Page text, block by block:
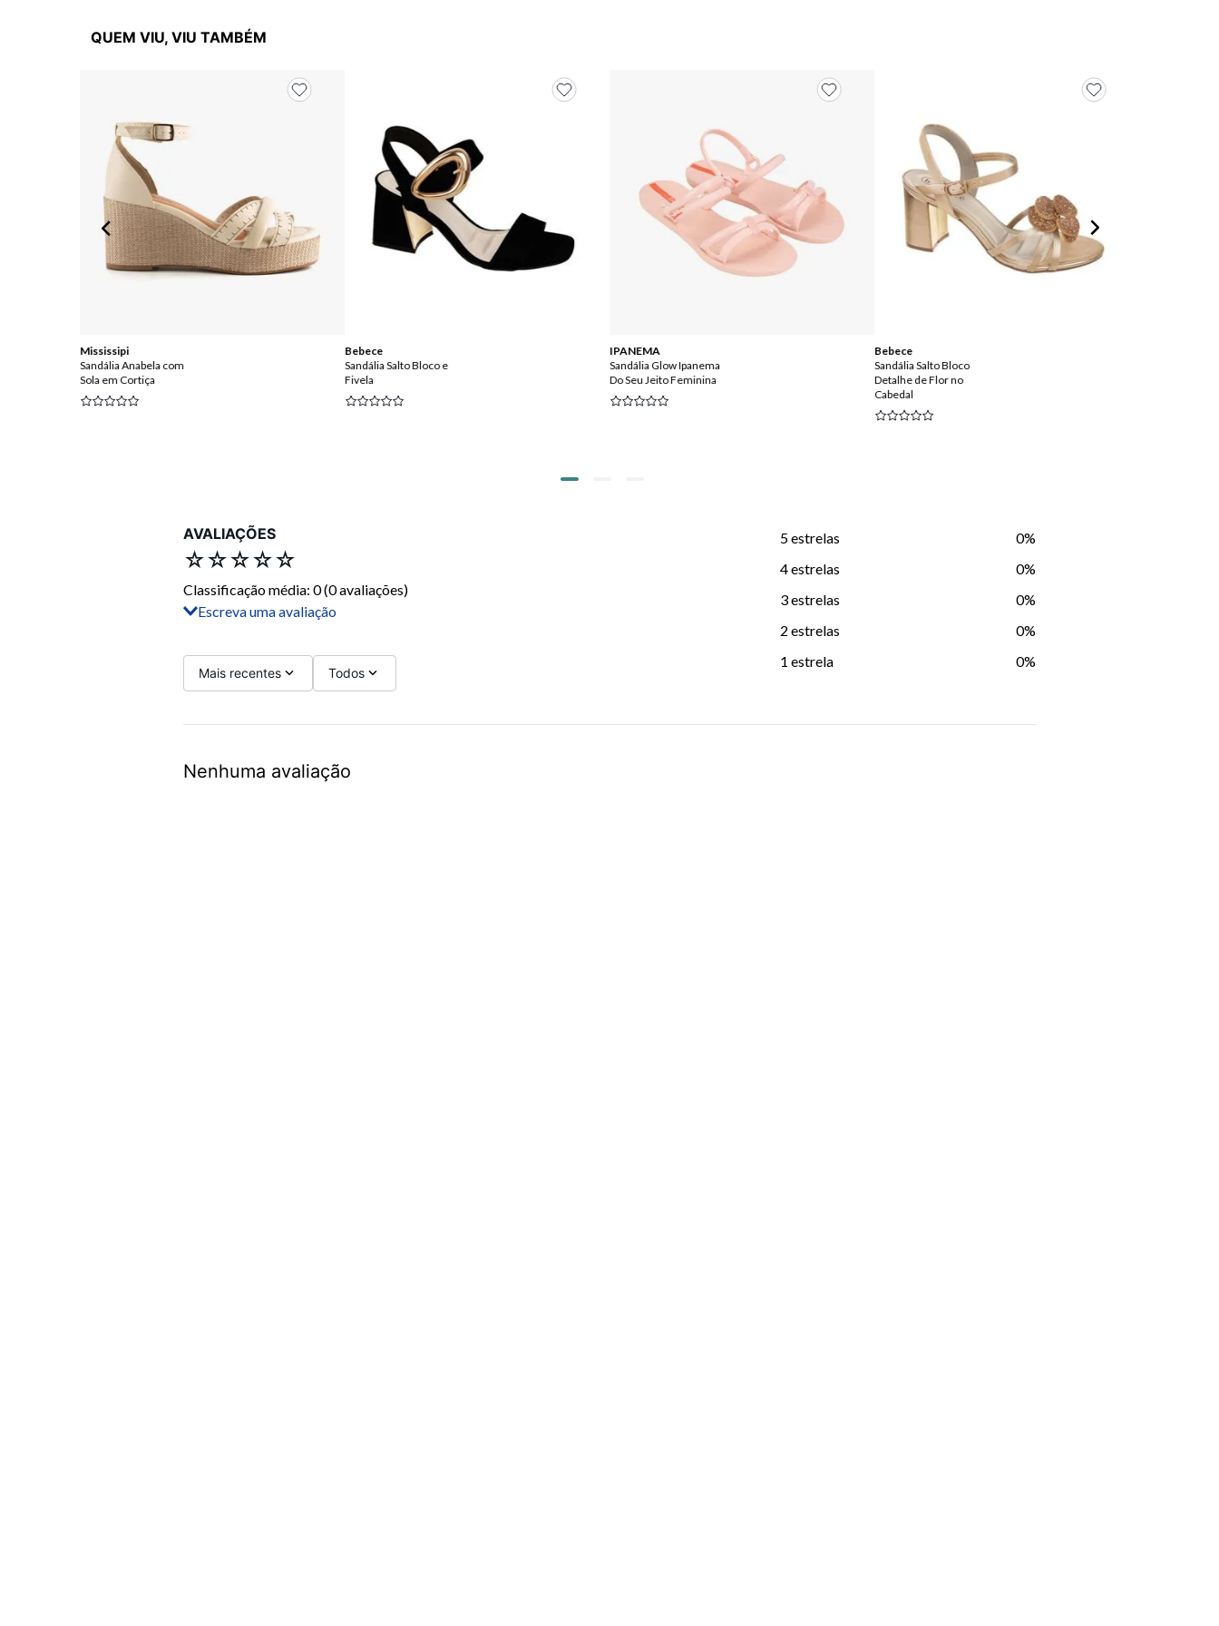
QUEM VIU, VIU TAMBÉM
Mississipi
Sandália Anabela com
Sola em Cortiça
Bebece
Sandália Salto Bloco e
Fivela
IPANEMA
Sandália Glow Ipanema
Do Seu Jeito Feminina
Bebece
Sandália Salto Bloco
Detalhe de Flor no
Cabedal
AVALIAÇÕES
☆☆☆☆☆
Classificação média: 0(0 avaliações)
5 estrelas
0%
4 estrelas
0%
3 estrelas
0%
2 estrelas
0%
1 estrela
0%
Escreva uma avaliação
Título
Avalie o produto de 1 a 5 estrelas
Seu nome
Mais recentes Todos
Nenhuma avaliação